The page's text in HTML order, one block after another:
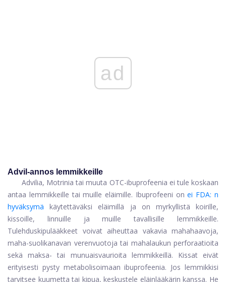
ad
Advil-annos lemmikkeille
Advilia, Motrinia tai muuta OTC-ibuprofeenia ei tule koskaan
antaa lemmikkeille tai muille eläimille. Ibuprofeeni on ei FDA: n
hyväksymä
käytettäväksi eläimillä ja on myrkyllistä koirille,
kissoille, linnuille ja muille tavallisille lemmikkeille.
Tulehduskipulääkkeet voivat aiheuttaa vakavia mahahaavoja,
maha-suolikanavan verenvuotoja tai mahalaukun perforaatioita
sekä maksa- tai munuaisvaurioita lemmikkeillä. Kissat eivät
erityisesti pysty metabolisoimaan ibuprofeenia. Jos lemmikkisi
tarvitsee kuumetta tai kipua, keskustele eläinlääkärin kanssa. He